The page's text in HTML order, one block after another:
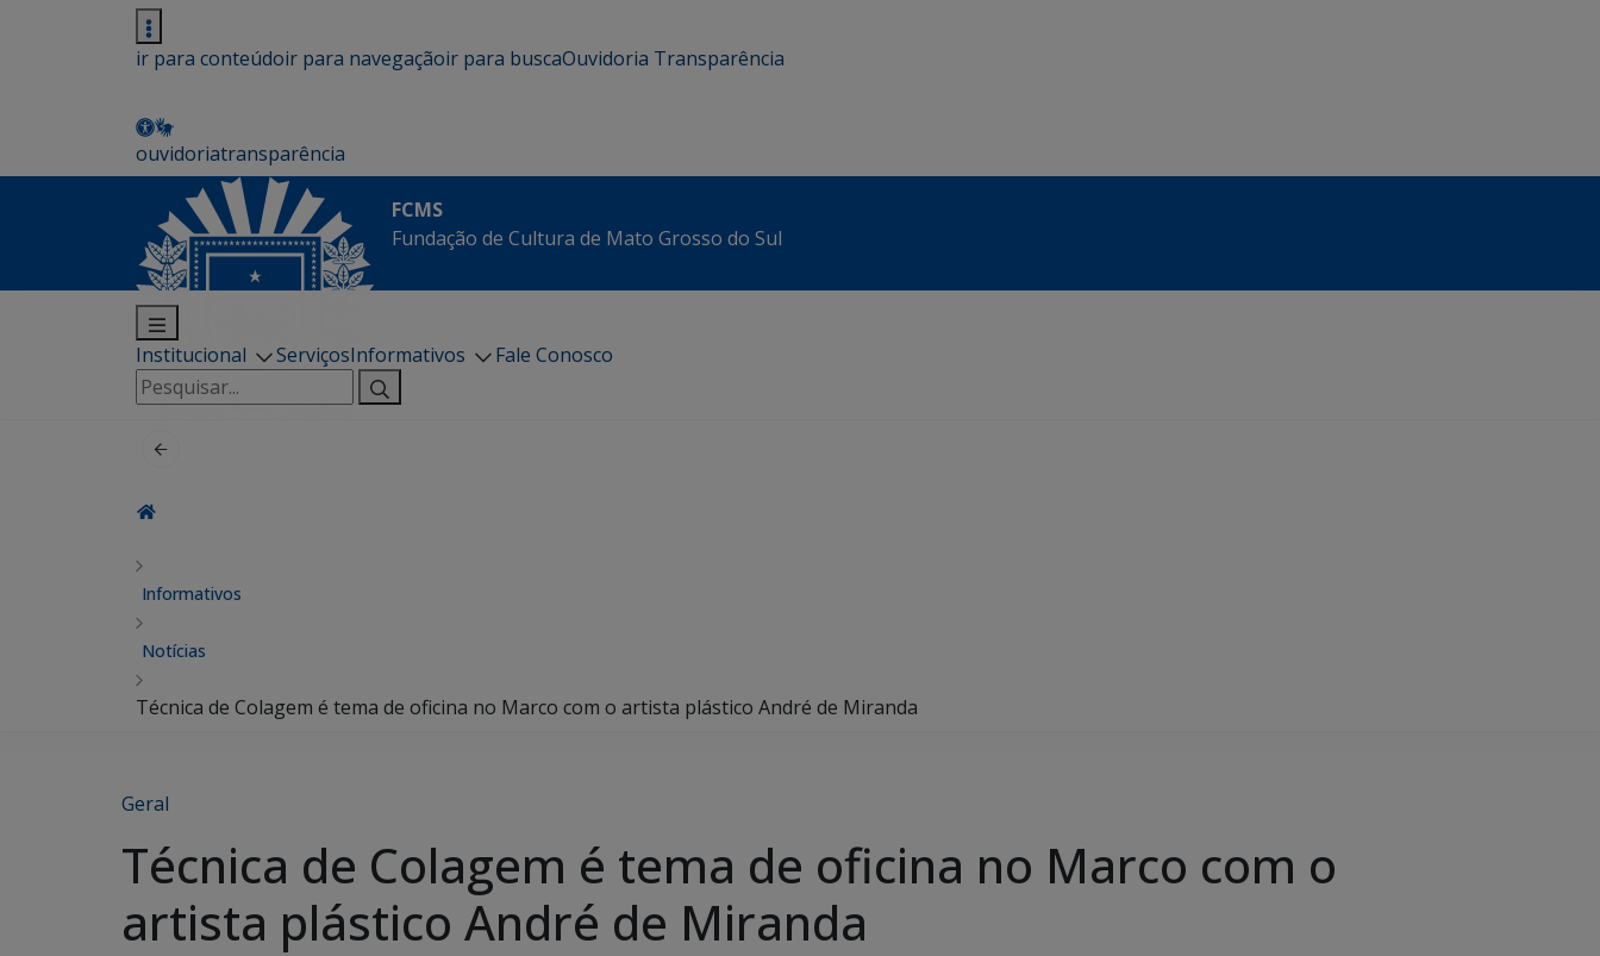
ir para conteúdoir para navegaçãoir para buscaOuvidoria Transparência
ouvidoriatransparência
FCMS
Fundação de Cultura de Mato Grosso do Sul
Institucional ServiçosInformativos
Fale Conosco
Pesquisar
por:
Informativos
Notícias
Técnica de Colagem é tema de oficina no Marco com o artista plástico André de Miranda
Geral
Técnica de Colagem é tema de oficina no Marco com o
artista plástico André de Miranda